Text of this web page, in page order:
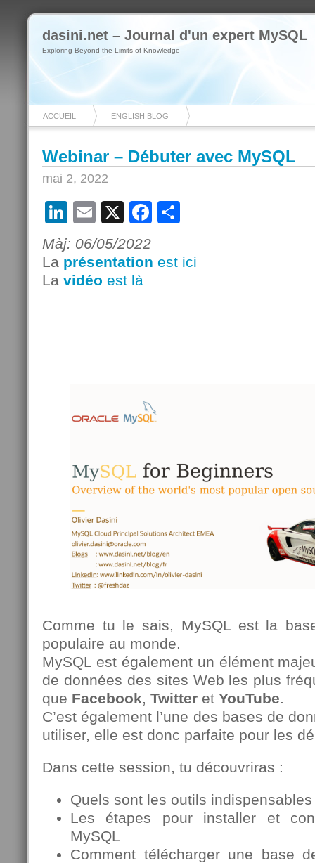
dasini.net – Journal d'un expert MySQL
Exploring Beyond the Limits of Knowledge
ACCUEIL ENGLISH BLOG
Webinar – Débuter avec MySQL
mai 2, 2022
LinkedIn
Email
X Facebook
Màj: 06/05/2022
La présentation est ici
La vidéo est là
Comme tu le sais, MySQL est la
populaire au monde.
MySQL est également un élément
de données des sites Web les plus
que Facebook, Twitter et YouTube.
C’est également l’une des bases de
utiliser, elle est donc parfaite pour les
Dans cette session, tu découvriras :
Quels sont les outils
Les étapes pour installer et
MySQL
Comment télécharger une base